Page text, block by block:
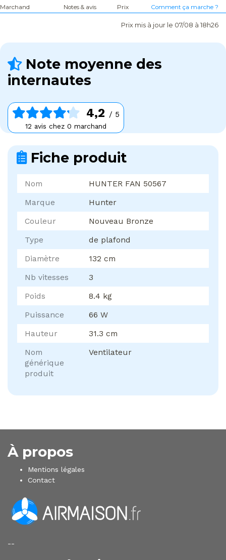
Marchand Notes & avis Prix Comment ça marche ?
Prix mis à jour le 07/08 à 18h26
Note moyenne des
internautes
4,2 / 5
12 avis chez 0 marchand
Fiche produit
Nom
HUNTER FAN 50567
Marque
Hunter
Couleur
Nouveau Bronze
Type
de plafond
Diamètre
132 cm
Nb vitesses
3
Poids
8.4 kg
Puissance
66 W
Hauteur
31.3 cm
Nom
générique
produit
Ventilateur
À propos
Mentions légales
Contact
--